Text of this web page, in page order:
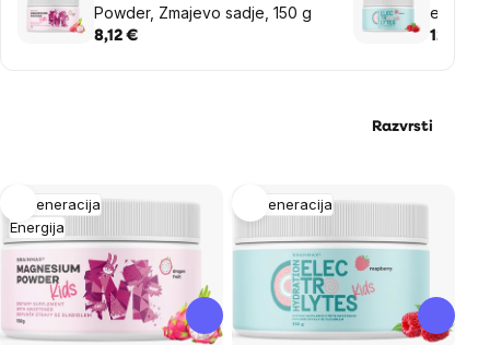
Powder, Zmajevo sadje, 150 g
8,12 € 12,20 €
Razvrsti
List
of
products
Regeneracija
Energija
Regeneracija